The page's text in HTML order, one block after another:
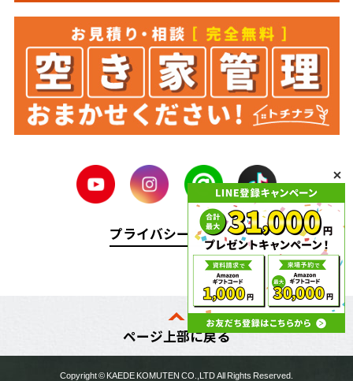
プライバシーポリシー
ページ上部に戻る
Copyright ©KAEDE KOMUTENCO.,LTD All Rights Reserved.